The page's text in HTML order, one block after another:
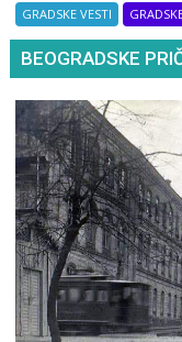
GRADSKE VESTI
BEOGRADSKE